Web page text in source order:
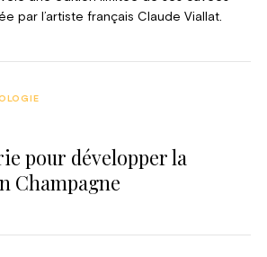
par l’artiste français Claude Viallat.
pour développer la
Champagne